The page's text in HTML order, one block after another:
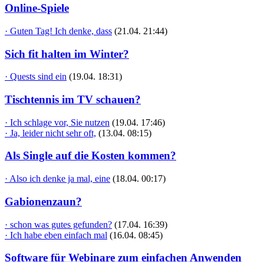
Online-Spiele
· Guten Tag! Ich denke, dass (21.04. 21:44)
Sich fit halten im Winter?
· Quests sind ein (19.04. 18:31)
Tischtennis im TV schauen?
· Ich schlage vor, Sie nutzen (19.04. 17:46)
· Ja, leider nicht sehr oft, (13.04. 08:15)
Als Single auf die Kosten kommen?
· Also ich denke ja mal, eine (18.04. 00:17)
Gabionenzaun?
· schon was gutes gefunden? (17.04. 16:39)
· Ich habe eben einfach mal (16.04. 08:45)
Software für Webinare zum einfachen Anwenden